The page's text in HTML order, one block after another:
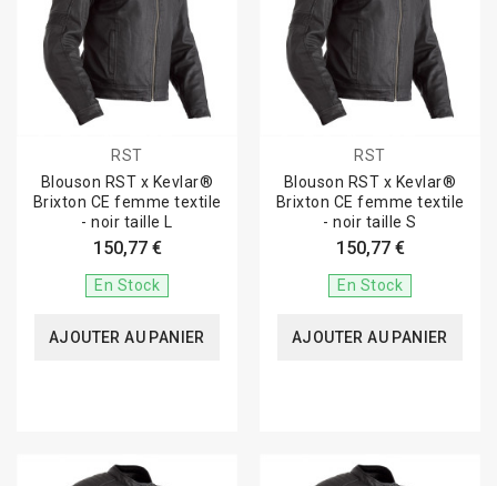
RST
Blouson RST x Kevlar®
Brixton CE femme textile
- noir taille L
150,77 €
En Stock
AJOUTER AU PANIER
RST
Blouson RST x Kevlar®
Brixton CE femme textile
- noir taille S
150,77 €
En Stock
AJOUTER AU PANIER